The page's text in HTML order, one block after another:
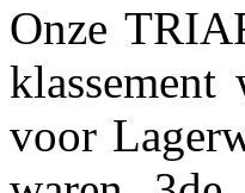
Onze
voor